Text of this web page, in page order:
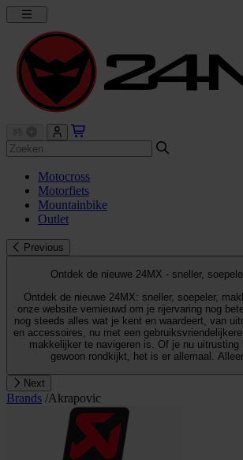
Motocross
Motorfiets
Mountainbike
Outlet
Previous
Ontdek de nieuwe 24MX - sneller,
Ontdek de nieuwe 24MX: sneller, soepeler, makkelijker.
onze website vernieuwd om je rijervaring nog
nog steeds alles wat je kent en waardeert, van
en accessoires, nu met een
makkelijker te navigeren is. Of je nu uitrusting
gewoon rondkijkt, het is er allemaal.
Next
Brands /Akrapovic